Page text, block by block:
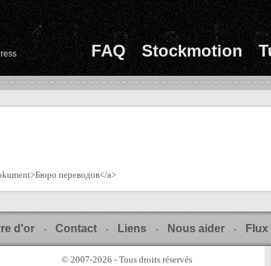
FAQ Stockmotion
переводов</a>
d'or - Contact - Liens - Nous aider - Flux
© 2007-2026 - Tous droits réservés